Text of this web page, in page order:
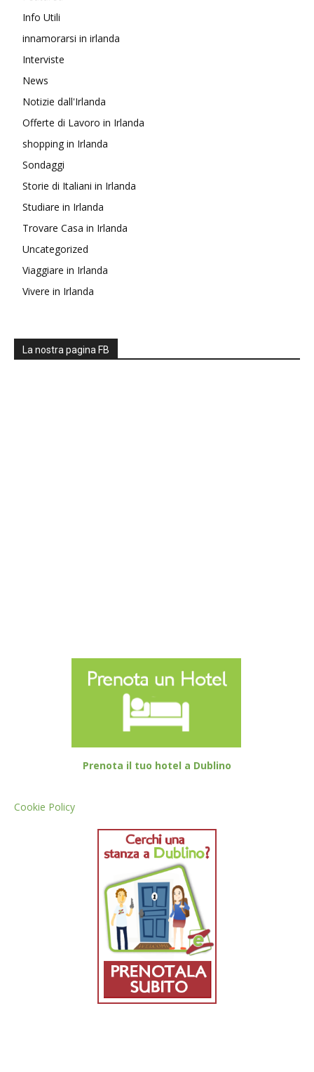
Info Utili
innamorarsi in irlanda
Interviste
News
Notizie dall'Irlanda
Offerte di Lavoro in Irlanda
shopping in Irlanda
Sondaggi
Storie di Italiani in Irlanda
Studiare in Irlanda
Trovare Casa in Irlanda
Uncategorized
Viaggiare in Irlanda
Vivere in Irlanda
La nostra pagina FB
Prenota il tuo hotel a Dublino
Cookie Policy